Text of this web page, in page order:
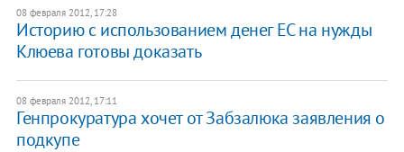
08 февраля 2012, 17:28
Историю с использованием денег ЕС на нужды
Клюева готовы доказать
08 февраля 2012, 17:11
Генпрокуратура хочет от Забзалюка заявления о
подкупе